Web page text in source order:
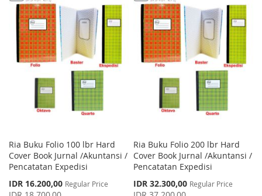
WISH
LIST
COMPARE
WISH
LIST
COMPARE
Ria Buku Folio 100 lbr Hard
Cover Book Jurnal /Akuntansi /
Pencatatan Expedisi
Special
Price
IDR 16.200,00 Regular Price
Ria Buku Folio 200 lbr Hard
Cover Book Jurnal /Akuntansi /
Pencatatan Expedisi
Special
Price
IDR 32.300,00 Regular Price